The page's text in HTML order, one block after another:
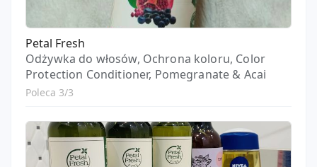
Petal Fresh
Odżywka do włosów, Ochrona koloru, Color
Protection Conditioner, Pomegranate & Acai
Poleca 3/3